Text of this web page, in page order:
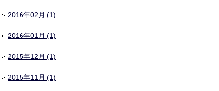
2016年02月 (1)
2016年01月 (1)
2015年12月 (1)
2015年11月 (1)